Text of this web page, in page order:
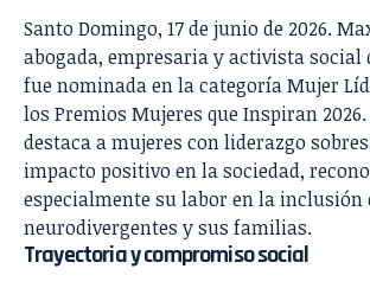
Santo Domingo, 17 de junio de 2026.
abogada, empresaria y activista social
fue nominada en la categoría Mujer
los Premios Mujeres que Inspiran
destaca a mujeres con liderazgo
impacto positivo en la sociedad,
especialmente su labor en la inclusión
neurodivergentes y sus familias.
Trayectoria y compromiso social